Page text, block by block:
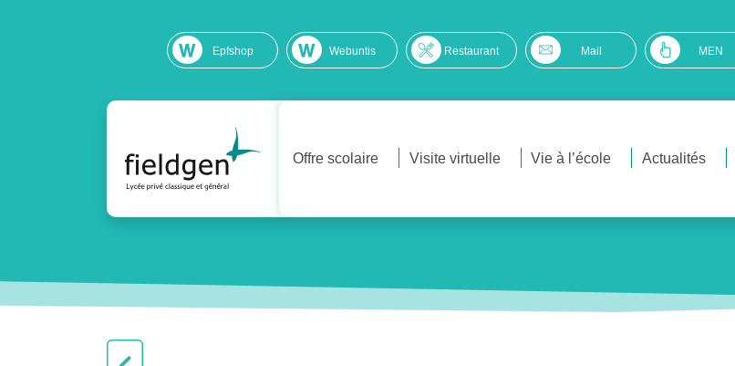
Epfshop Webuntis Restaurant Mail MEN
Offre scolaire Visite virtuelle Vie à l’école Actualités